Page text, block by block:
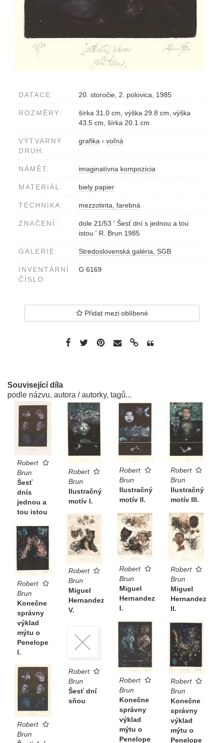
DATACE: 20. storočie, 2. polovica, 1985
ROZMĚRY:
šírka 31.0 cm, výška 29.8 cm, výška
43.5 cm, šírka 20.1 cm
VÝTVARNÝ
DRUH:
grafika › voľná
NÁMĚT: imaginatívna kompozícia
MATERIÁL: biely papier
TECHNIKA: mezzotinta, farebná
ZNAČENÍ:
dole 21/53 ' Šesť dní s jednou a tou
istou ' R. Brun 1985
GALERIE: Stredoslovenská galéria, SGB
INVENTÁRNÍ
ČÍSLO:
G 6169
Přidat mezi oblíbené
Související díla
podle názvu, autora / autorky, tagů...
Robert
Brun
Šesť
dnís
jednou a
tou istou
Robert
Brun
Ilustračný
motív I.
Robert
Brun
Ilustračný
motív II.
Robert
Brun
Ilustračný
motív III.
Robert
Brun
Miguel
Hernandez
I.
Robert
Brun
Miguel
Hernandez
II.
Robert
Brun
Miguel
Hernandez
V.
Robert
Brun
Konečne
správny
výklad
mýtu o
Penelope
I.
Robert
Brun
Konečne
správny
výklad
mýtu o
Penelope
Robert
Brun
Konečne
správny
výklad
mýtu o
Penelope
Robert
Brun
Šesť dní
sňou
Robert
Brun